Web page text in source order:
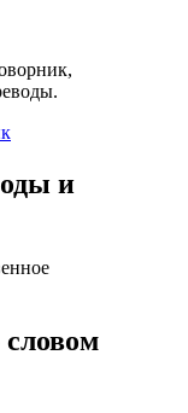
и